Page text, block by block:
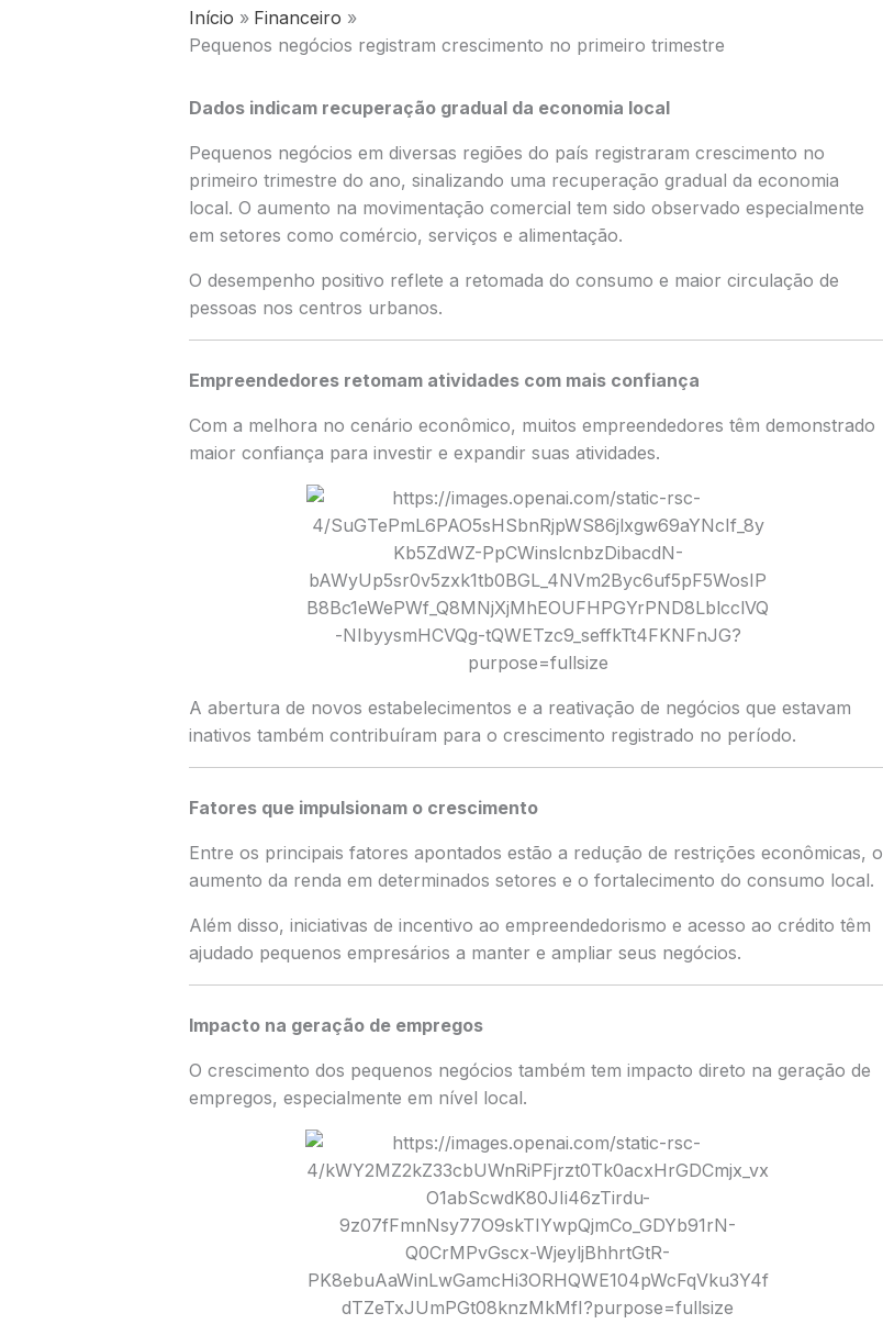
Início
Financeiro
Pequenos negócios registram crescimento no primeiro trimestre
Dados indicam recuperação gradual da economia local
Pequenos negócios em diversas regiões do país registraram crescimento no
primeiro trimestre do ano, sinalizando uma recuperação gradual da economia
local. O aumento na movimentação comercial tem sido observado especialmente
em setores como comércio, serviços e alimentação.
O desempenho positivo reflete a retomada do consumo e maior circulação de
pessoas nos centros urbanos.
Empreendedores retomam atividades com mais confiança
Com a melhora no cenário econômico, muitos empreendedores têm demonstrado
maior confiança para investir e expandir suas atividades.
A abertura de novos estabelecimentos e a reativação de negócios que estavam
inativos também contribuíram para o crescimento registrado no período.
Fatores que impulsionam o crescimento
Entre os principais fatores apontados estão a redução de restrições econômicas, o
aumento da renda em determinados setores e o fortalecimento do consumo local.
Além disso, iniciativas de incentivo ao empreendedorismo e acesso ao crédito têm
ajudado pequenos empresários a manter e ampliar seus negócios.
Impacto na geração de empregos
O crescimento dos pequenos negócios também tem impacto direto na geração de
empregos, especialmente em nível local.